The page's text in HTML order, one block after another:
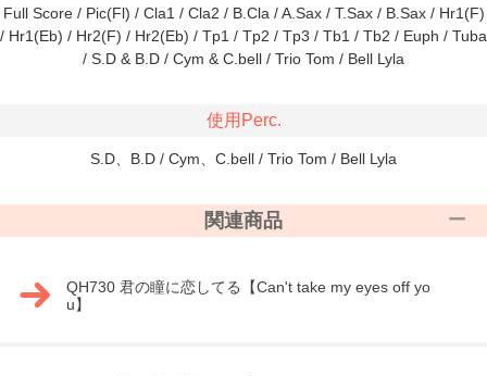
Full Score / Pic(Fl) / Cla1 / Cla2 / B.Cla / A.Sax / T.Sax / B.Sax / Hr1(F)
/ Hr1(Eb) / Hr2(F) / Hr2(Eb) / Tp1 / Tp2 / Tp3 / Tb1 / Tb2 / Euph / Tuba
/ S.D & B.D / Cym & C.bell / Trio Tom / Bell Lyla
使用Perc.
S.D、B.D / Cym、C.bell / Trio Tom / Bell Lyla
関連商品
QH730 君の瞳に恋してる【Can't take my eyes off yo
u】